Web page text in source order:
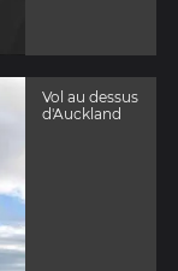
Vol au dessus
d'Auckland